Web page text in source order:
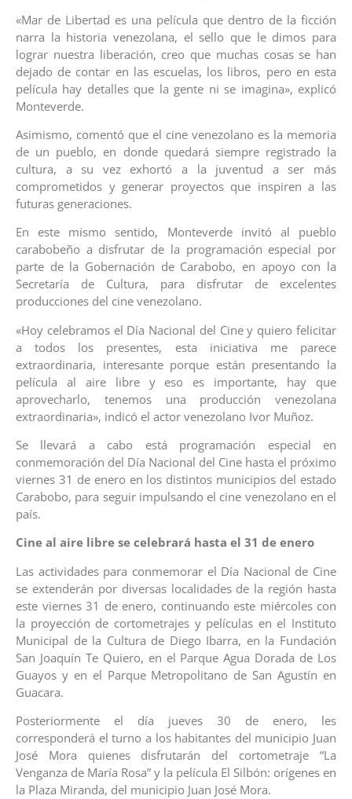
«Mar de Libertad es una película que dentro de la ficción
narra la historia venezolana, el sello que le dimos para
lograr nuestra liberación, creo que muchas cosas se han
dejado de contar en las escuelas, los libros, pero en esta
película hay detalles que la gente ni se imagina», explicó
Monteverde.
Asimismo, comentó que el cine venezolano es la memoria
de un pueblo, en donde quedará siempre registrado la
cultura, a su vez exhortó a la juventud a ser más
comprometidos y generar proyectos que inspiren a las
futuras generaciones.
En este mismo sentido, Monteverde invitó al pueblo
carabobeño a disfrutar de la programación especial por
parte de la Gobernación de Carabobo, en apoyo con la
Secretaría de Cultura, para disfrutar de excelentes
producciones del cine venezolano.
«Hoy celebramos el Día Nacional del Cine y quiero felicitar
a todos los presentes, esta iniciativa me parece
extraordinaria, interesante porque están presentando la
película al aire libre y eso es importante, hay que
aprovecharlo, tenemos una producción venezolana
extraordinaria», indicó el actor venezolano Ivor Muñoz.
Se llevará a cabo está programación especial en
conmemoración del Día Nacional del Cine hasta el próximo
viernes 31 de enero en los distintos municipios del estado
Carabobo, para seguir impulsando el cine venezolano en el
país.
Cine al aire libre se celebrará hasta el 31 de enero
Las actividades para conmemorar el Día Nacional de Cine
se extenderán por diversas localidades de la región hasta
este viernes 31 de enero, continuando este miércoles con
la proyección de cortometrajes y películas en el Instituto
Municipal de la Cultura de Diego Ibarra, en la Fundación
San Joaquín Te Quiero, en el Parque Agua Dorada de Los
Guayos y en el Parque Metropolitano de San Agustín en
Guacara.
Posteriormente el día jueves 30 de enero, les
corresponderá el turno a los habitantes del municipio Juan
José Mora quienes disfrutarán del cortometraje “La
Venganza de María Rosa” y la película El Silbón: orígenes en
la Plaza Miranda, del municipio Juan José Mora.